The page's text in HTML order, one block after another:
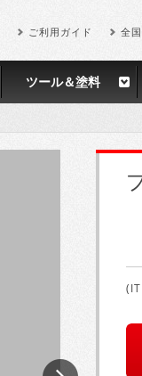
ご利用ガイド 全
ツール＆塗料